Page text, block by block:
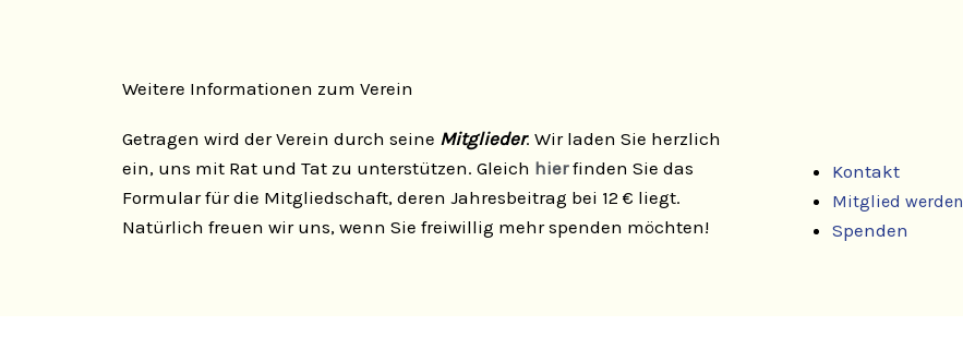
Weitere Informationen zum Verein
Getragen wird der Verein durch seine Mitglieder. Wir laden Sie herzlich
ein, uns mit Rat und Tat zu unterstützen. Gleich hier finden Sie das
Formular für die Mitgliedschaft, deren Jahresbeitrag bei 12 € liegt.
Natürlich freuen wir uns, wenn Sie freiwillig mehr spenden möchten!
Kontakt
Mitglied werden
Spenden